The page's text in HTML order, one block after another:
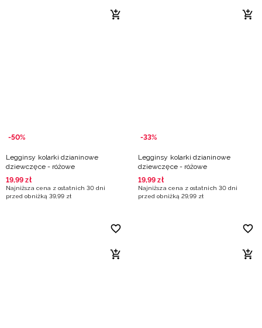
-50%
Legginsy kolarki dzianinowe
dziewczęce - różowe
19,99 zł
Najniższa cena z ostatnich 30 dni
przed obniżką 39,99 zł
-33%
Legginsy kolarki dzianinowe
dziewczęce - różowe
19,99 zł
Najniższa cena z ostatnich 30 dni
przed obniżką 29,99 zł